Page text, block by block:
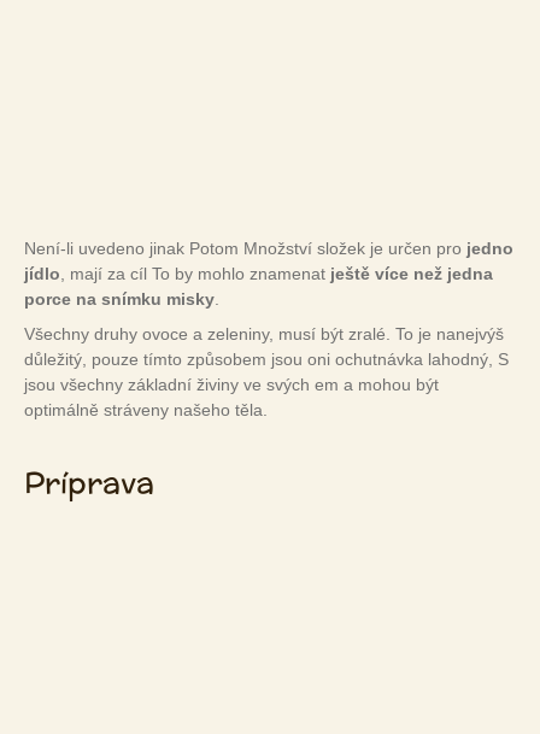
Není-li uvedeno jinak Potom Množství složek je určen pro jedno
jídlo , mají za cíl To by mohlo znamenat ještě více než jedna
porce na snímku misky
Všechny druhy ovoce a zeleniny, musí být zralé. To je nanejvýš
důležitý, pouze tímto způsobem jsou oni ochutnávka lahodný, S
jsou všechny základní živiny ve svých em a mohou být
optimálně stráveny našeho těla.
Príprava